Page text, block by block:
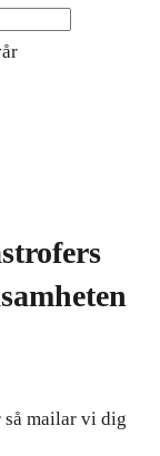
mailar vi dig